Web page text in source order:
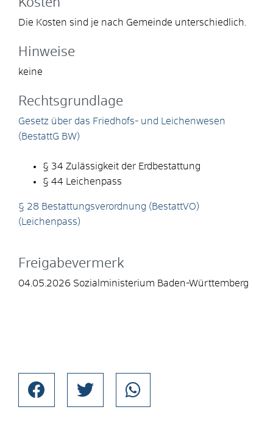
Kosten
Die Kosten sind je nach Gemeinde unterschiedlich.
Hinweise
keine
Rechtsgrundlage
Gesetz über das Friedhofs- und Leichenwesen
(BestattG BW)
§ 34 Zulässigkeit der Erdbestattung
§ 44 Leichenpass
§ 28 Bestattungsverordnung (BestattVO)
(Leichenpass)
Freigabevermerk
04.05.2026 Sozialministerium Baden-Württemberg